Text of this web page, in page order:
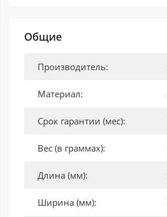
Общие
Производитель:
Материал:
Срок гарантии (мес):
Вес (в граммах):
Длина (мм):
Ширина (мм):